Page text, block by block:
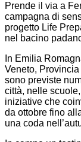
Prende il via a
campagna di
progetto Life
nel bacino
In Emilia
Veneto,
sono previste
città, nelle
iniziative che
da ottobre fino
una coda